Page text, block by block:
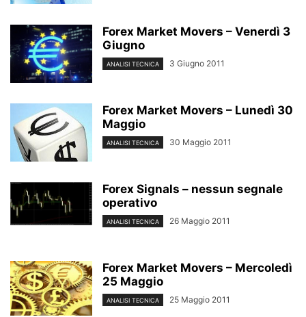
Forex Market Movers – Venerdì 3
Giugno
ANALISI TECNICA 3 Giugno 2011
Forex Market Movers – Lunedì 30
Maggio
ANALISI TECNICA 30 Maggio 2011
Forex Signals – nessun segnale
operativo
ANALISI TECNICA 26 Maggio 2011
Forex Market Movers – Mercoledì
25 Maggio
ANALISI TECNICA 25 Maggio 2011